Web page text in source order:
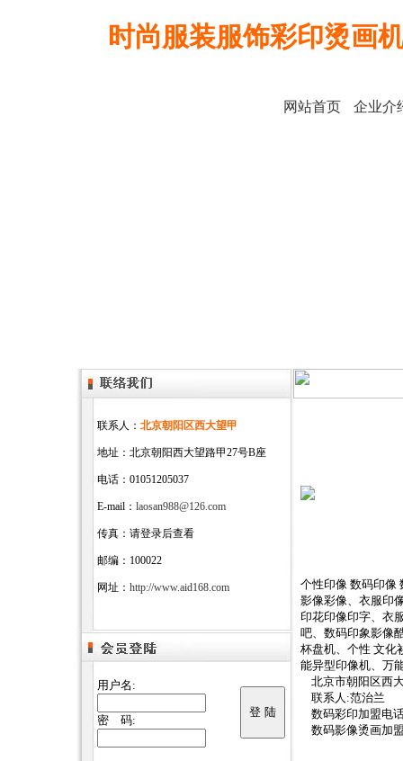
时尚服装服饰彩印烫画
网站首页 企业介
联系人： 北京朝阳区西大望甲
地址：北京朝阳西大望路甲27号B座
电话：01051205037
E-mail： laosan988@126.com
传真：请登录后查看
邮编：100022
网址： http://www.aid168.com
用户名:
密 码:
个性印像 数码印像
影像彩像、衣服印
印花印像印字、衣
吧、数码印象影像
杯盘机、个性 文化
能异型印像机、万
北京市朝阳区西
联系人:范治兰
数码彩印加盟电
数码影像烫画加